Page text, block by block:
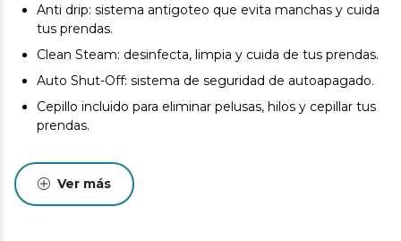
Anti drip: sistema antigoteo que evita manchas y cuida
tus prendas.
Clean Steam: desinfecta, limpia y cuida de tus prendas.
Auto Shut-Off: sistema de seguridad de autoapagado.
Cepillo incluido para eliminar pelusas, hilos y cepillar tus
prendas.
Ver más